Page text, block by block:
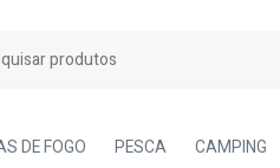
DE FOGO PESCA CAMPING